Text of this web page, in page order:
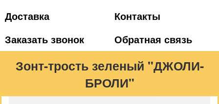
Доставка
Контакты
Заказать звонок
Обратная связь
Зонт-трость зеленый "ДЖОЛИ-
БРОЛИ"